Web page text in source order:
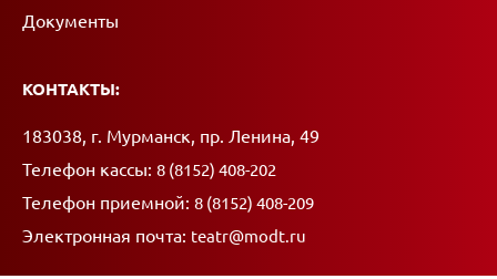
Документы
КОНТАКТЫ:
Адрес:
183038, г. Мурманск, пр. Ленина, 49
Телефон кассы: 8 (8152) 408-202
Телефон приемной: 8 (8152) 408-209
Электронная почта: teatr@modt.ru